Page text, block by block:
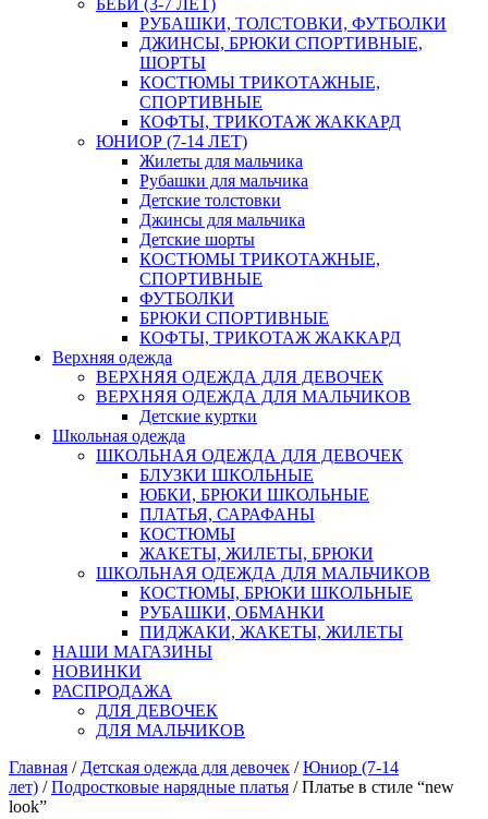
БЕБИ (3-7 ЛЕТ)
РУБАШКИ, ТОЛСТОВКИ, ФУТБОЛКИ
ДЖИНСЫ, БРЮКИ СПОРТИВНЫЕ,
ШОРТЫ
КОСТЮМЫ ТРИКОТАЖНЫЕ,
СПОРТИВНЫЕ
КОФТЫ, ТРИКОТАЖ ЖАККАРД
ЮНИОР (7-14 ЛЕТ)
Жилеты для мальчика
Рубашки для мальчика
Детские толстовки
Джинсы для мальчика
Детские шорты
КОСТЮМЫ ТРИКОТАЖНЫЕ,
СПОРТИВНЫЕ
ФУТБОЛКИ
БРЮКИ СПОРТИВНЫЕ
КОФТЫ, ТРИКОТАЖ ЖАККАРД
Верхняя одежда
ВЕРХНЯЯ ОДЕЖДА ДЛЯ ДЕВОЧЕК
ВЕРХНЯЯ ОДЕЖДА ДЛЯ МАЛЬЧИКОВ
Детские куртки
Школьная одежда
ШКОЛЬНАЯ ОДЕЖДА ДЛЯ ДЕВОЧЕК
БЛУЗКИ ШКОЛЬНЫЕ
ЮБКИ, БРЮКИ ШКОЛЬНЫЕ
ПЛАТЬЯ, САРАФАНЫ
КОСТЮМЫ
ЖАКЕТЫ, ЖИЛЕТЫ, БРЮКИ
ШКОЛЬНАЯ ОДЕЖДА ДЛЯ МАЛЬЧИКОВ
КОСТЮМЫ, БРЮКИ ШКОЛЬНЫЕ
РУБАШКИ, ОБМАНКИ
ПИДЖАКИ, ЖАКЕТЫ, ЖИЛЕТЫ
НАШИ МАГАЗИНЫ
НОВИНКИ
РАСПРОДАЖА
ДЛЯ ДЕВОЧЕК
ДЛЯ МАЛЬЧИКОВ
Главная / Детская одежда для девочек /Юниор (7-14
лет) /Подростковые нарядные платья / Платье в стиле “new
look”